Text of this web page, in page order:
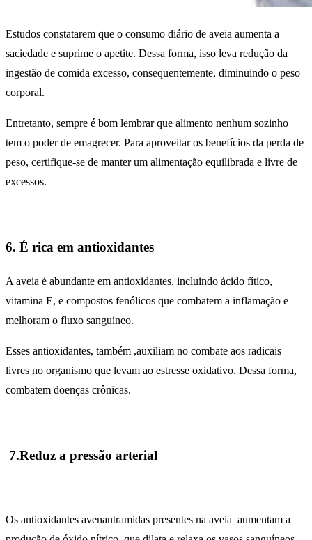
Estudos constatarem que o consumo diário de aveia aumenta a
saciedade e suprime o apetite. Dessa forma, isso leva redução da
ingestão de comida excesso, consequentemente, diminuindo o peso
corporal.
Entretanto, sempre é bom lembrar que alimento nenhum sozinho
tem o poder de emagrecer. Para aproveitar os benefícios da perda de
peso, certifique-se de manter um alimentação equilibrada e livre de
excessos.
6. É rica em antioxidantes
A aveia é abundante em antioxidantes, incluindo ácido fítico,
vitamina E, e compostos fenólicos que combatem a inflamação e
melhoram o fluxo sanguíneo.
Esses antioxidantes, também ,auxiliam no combate aos radicais
livres no organismo que levam ao estresse oxidativo. Dessa forma,
combatem doenças crônicas.
7.Reduz a pressão arterial
Os antioxidantes avenantramidas presentes na aveia aumentam a